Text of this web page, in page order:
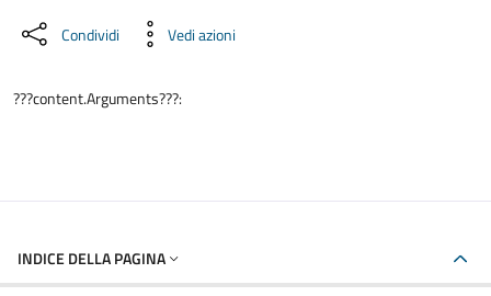
Condividi Vedi azioni
???content.Arguments???:
INDICE DELLA PAGINA